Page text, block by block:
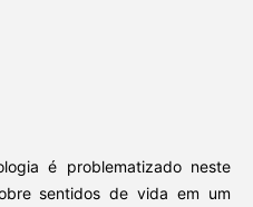
é problematizado neste
sentidos de vida em um